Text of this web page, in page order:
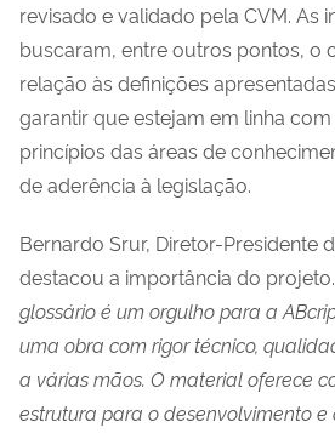
revisado e validado pela CVM. As
buscaram, entre outros pontos, o
relação às definições
garantir que estejam em linha
princípios das áreas de
de aderência à legislação.
Bernardo Srur, Diretor-Presidente
destacou a importância do
glossário é um orgulho para a
uma obra com rigor técnico,
a várias mãos. O material oferece
estrutura para o desenvolvimento